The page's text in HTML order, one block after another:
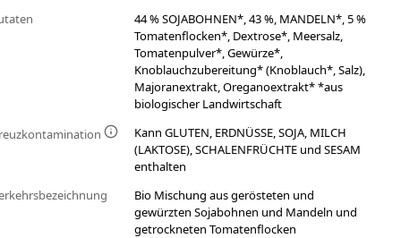
44 % SOJABOHNEN*, 43 %, MANDELN*, 5 %
Tomatenflocken*, Dextrose*, Meersalz,
Tomatenpulver*, Gewürze*,
Knoblauchzubereitung* (Knoblauch*, Salz),
Majoranextrakt, Oreganoextrakt* *aus
biologischer Landwirtschaft
Kann GLUTEN, ERDNÜSSE, SOJA, MILCH
(LAKTOSE), SCHALENFRÜCHTE und SESAM
enthalten
Bio Mischung aus gerösteten und
gewürzten Sojabohnen und Mandeln und
getrockneten Tomatenflocken